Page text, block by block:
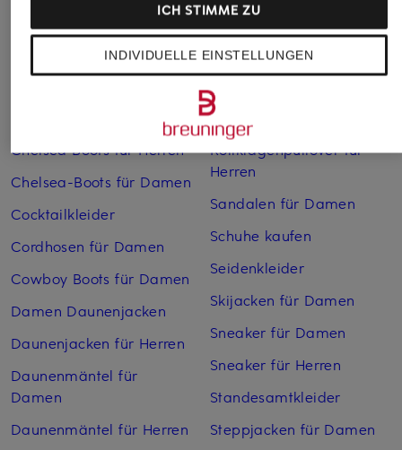
Boots für Damen
Cabanjacken für Damen
Chelsea Boots für Herren
Chelsea-Boots für Damen
Cocktailkleider
Cordhosen für Damen
Cowboy Boots für Damen
Damen Daunenjacken
Daunenjacken für Herren
Daunenmäntel für
Damen
Daunenmäntel für Herren
Lederjacken für Damen
Mäntel für Damen
Pullover für Damen
Rollkragenpullover für
Herren
Sandalen für Damen
Schuhe kaufen
Seidenkleider
Skijacken für Damen
Sneaker für Damen
Sneaker für Herren
Standesamtkleider
Steppjacken für Damen
INDIVIDUELLE EINSTELLUNGEN
ICH STIMME ZU